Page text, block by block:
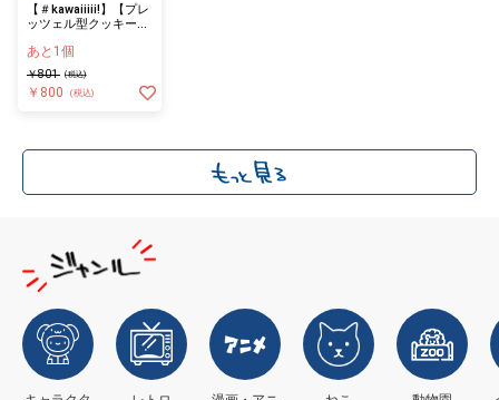
【＃kawaiiiii!】【プレ
ッツェル型クッキー】
クリップ（ブローチに
も）
あと1個
￥801 (税込)
￥800 (税込)